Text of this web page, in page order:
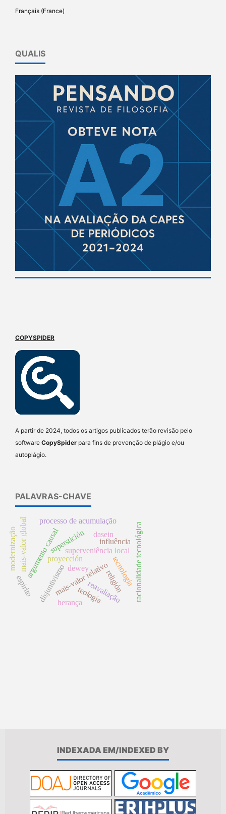
Français (France)
QUALIS
COPYSPIDER
A partir de 2024, todos os artigos publicados terão revisão pelo
software CopySpider para fins de prevenção de plágio e/ou
autoplágio.
PALAVRAS-CHAVE
argumento causalsuperstición
proyección
processo de acumulação
mais-valor global
mais-valor relativo
superveniência local
disjuntivismo religión racionalidade tecnológica
tecnología
dewey
teología
espirito
influência
dasein
herança reavaliação
modernização
INDEXADA EM/INDEXED BY